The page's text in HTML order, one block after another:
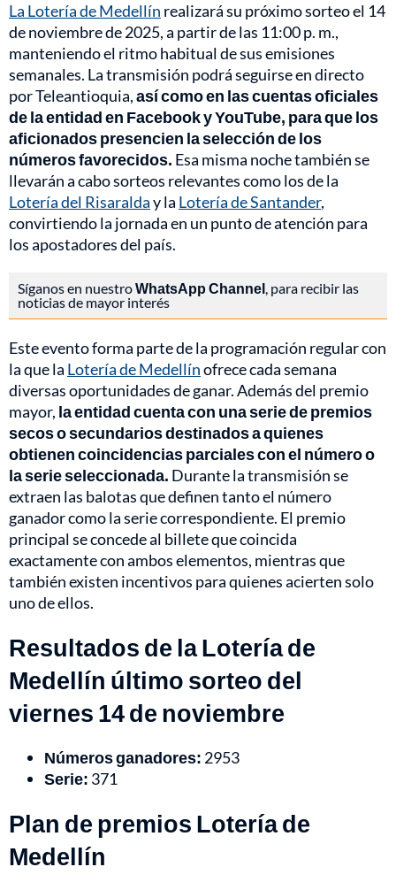
La Lotería de Medellín realizará su próximo sorteo el 14
de noviembre de 2025, a partir de las 11:00 p. m.,
manteniendo el ritmo habitual de sus emisiones
semanales. La transmisión podrá seguirse en directo
por Teleantioquia,así como en las cuentas oficiales
de la entidad en Facebook y YouTube, para que los
aficionados presencien la selección de los
números favorecidos. Esa misma noche también se
llevarán a cabo sorteos relevantes como los de la
Lotería del Risaralday la Lotería de Santander,
convirtiendo la jornada en un punto de atención para
los apostadores del país.
Síganos en nuestroWhatsApp Channel, para recibir las
noticias de mayor interés
Este evento forma parte de la programación regular con
la que la Lotería de Medellínofrece cada semana
diversas oportunidades de ganar. Además del premio
mayor, la entidad cuenta con una serie de premios
secos o secundarios destinados a quienes
obtienen coincidencias parciales con el número o
la serie seleccionada. Durante la transmisión se
extraen las balotas que definen tanto el número
ganador como la serie correspondiente. El premio
principal se concede al billete que coincida
exactamente con ambos elementos, mientras que
también existen incentivos para quienes acierten solo
uno de ellos.
Resultados de la Lotería de
Medellín último sorteo del
viernes 14 de noviembre
Números ganadores: 2953
Serie: 371
Plan de premios Lotería de
Medellín